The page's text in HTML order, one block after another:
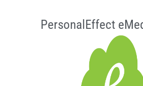
PersonalEffect